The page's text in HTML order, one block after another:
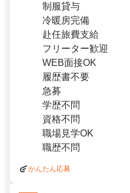
制服貸与
冷暖房完備
赴任旅費支給
フリーター歓迎
WEB面接OK
履歴書不要
急募
学歴不問
資格不問
職場見学OK
職歴不問
かんたん応募